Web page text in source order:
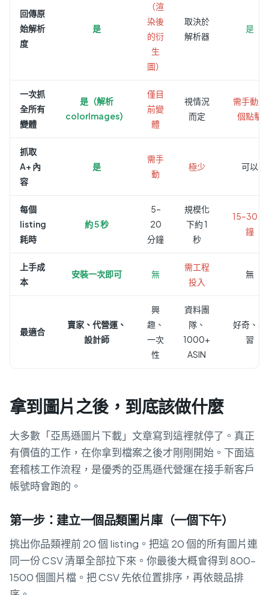
回傳原
始解析
度
是
（渲
染後
的衍
生
圖）
取決於
解析器
是
一次抓
全所有
變體
是（解析
colorImages）
僅目
前變
體
視情況
而定
需手動逐
個點擊
抓取
A+ 內
容
是
需手
動
極少 可以
每個
listing
耗時
約 5 秒
5–
20
分鐘
規模化
下約 1
秒
15–30 分
鐘
上手成
本
安裝一次即可 無
需工程
投入
無
最適合
賣家、代營運、
設計師
興
趣、
一次
性
資料團
隊、
1000+
ASIN
好奇、學
習
拿到圖片之後，到底該做什麼
大多數「亞馬遜圖片下載」文章寫到這裡就停了。真正
有價值的工作，在你拿到檔案之後才剛剛開始。下面這
套稽核工作流程，是優秀的亞馬遜代營運在接手新客戶
帳號時會跑的。
第一步：建立一個品類圖片庫（一個下午）
挑出你品類裡前 20 個 listing。把這 20 個的所有圖片連
同一份 CSV 清單全部拉下來。你最後大概會得到 800–
1500 個圖片檔。把 CSV 先依位置排序，再依競品排